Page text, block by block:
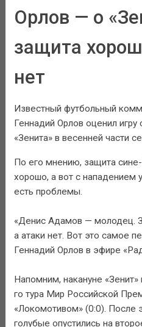
Орлов — о
защита
нет
Известный футбольный
Геннадий Орлов оценил игру
«Зенита» в весенней части
По его мнению, защита
хорошо, а вот с нападением
есть проблемы.
«Денис Адамов — молодец.
а атаки нет. Вот это самое
Геннадий Орлов в эфире
Напомним, накануне
го тура Мир Российской
«Локомотивом» (0:0). После
голубые опустились на